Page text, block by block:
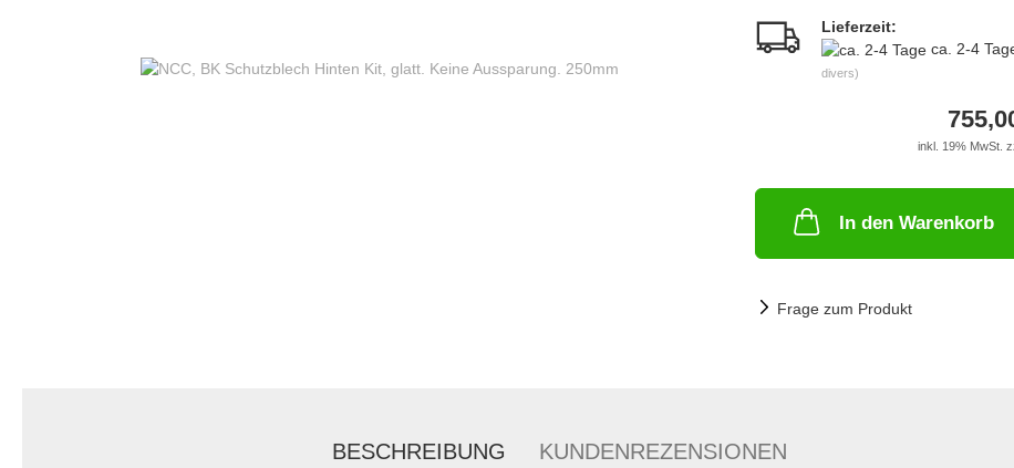
Lieferzeit:
ca. 2-4
divers)
inkl. 19% MwSt.
In den Warenkorb
Frage zum Produkt
BESCHREIBUNG KUNDENREZENSIONEN